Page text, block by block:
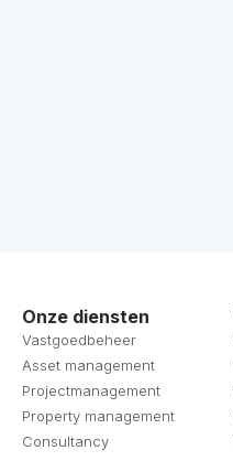
Onze diensten
Vastgoedbeheer
Asset management
Projectmanagement
Property management
Consultancy